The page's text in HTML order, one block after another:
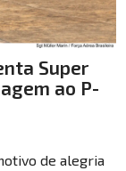
Super
ao P-
de alegria